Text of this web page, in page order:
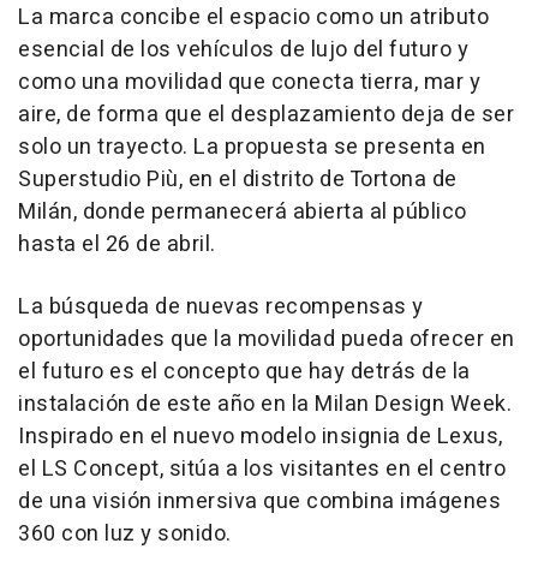
La marca concibe el espacio como un atributo
esencial de los vehículos de lujo del futuro y
como una movilidad que conecta tierra, mar y
aire, de forma que el desplazamiento deja de ser
solo un trayecto. La propuesta se presenta en
Superstudio Più, en el distrito de Tortona de
Milán, donde permanecerá abierta al público
hasta el 26 de abril.
La búsqueda de nuevas recompensas y
oportunidades que la movilidad pueda ofrecer en
el futuro es el concepto que hay detrás de la
instalación de este año en la Milan Design Week.
Inspirado en el nuevo modelo insignia de Lexus,
el LS Concept, sitúa a los visitantes en el centro
de una visión inmersiva que combina imágenes
360 con luz y sonido.